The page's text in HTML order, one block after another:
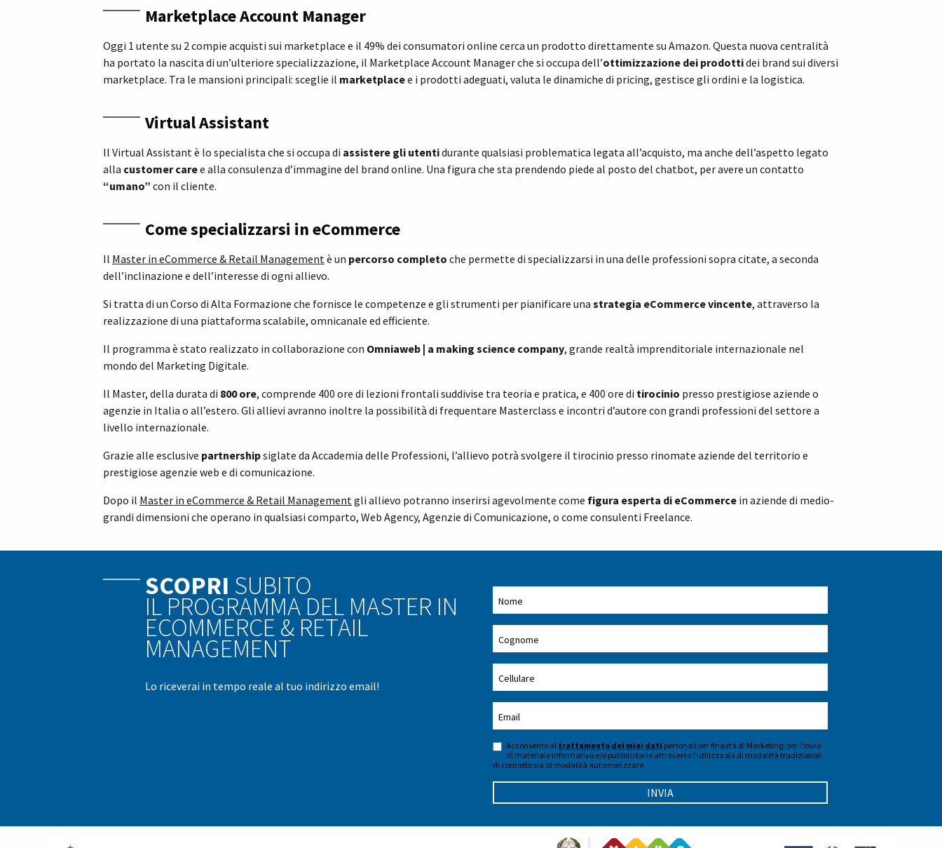
Marketplace Account Manager
Oggi 1 utente su 2 compie acquisti sui marketplace e il 49% dei consumatori online cerca un prodotto direttamente su Amazon. Questa nuova centralità
ha portato la nascita di un’ulteriore specializzazione, il Marketplace Account Manager che si occupa dell’ottimizzazione dei prodottidei brand sui diversi
marketplace. Tra le mansioni principali: sceglie il marketplacee i prodotti adeguati, valuta le dinamiche di pricing, gestisce gli ordini e la logistica.
Virtual Assistant
Il Virtual Assistant è lo specialista che si occupa di assistere gli utentidurante qualsiasi problematica legata all’acquisto, ma anche dell’aspetto legato
alla customer caree alla consulenza d’immagine del brand online. Una figura che sta prendendo piede al posto del chatbot, per avere un contatto
“umano” con il cliente.
Come specializzarsi in eCommerce
Il Master in eCommerce & Retail Managementè un percorso completo che permette di specializzarsi in una delle professioni sopra citate, a seconda
dell’inclinazione e dell’interesse di ogni allievo.
Si tratta di un Corso di Alta Formazione che fornisce le competenze e gli strumenti per pianificare una strategia eCommerce vincente, attraverso la
realizzazione di una piattaforma scalabile, omnicanale ed efficiente.
Il programma è stato realizzato in collaborazione con Omniaweb | a making science company, grande realtà imprenditoriale internazionale nel
mondo del Marketing Digitale.
Il Master, della durata di 800 ore, comprende 400 ore di lezioni frontali suddivise tra teoria e pratica, e 400 ore di tirocinio presso prestigiose aziende o
agenzie in Italia o all’estero. Gli allievi avranno inoltre la possibilità di frequentare Masterclass e incontri d’autore con grandi professioni del settore a
livello internazionale.
Grazie alle esclusive partnershipsiglate da Accademia delle Professioni, l’allievo potrà svolgere il tirocinio presso rinomate aziende del territorio e
prestigiose agenzie web e di comunicazione.
Dopo il Master in eCommerce & Retail Managementgli allievo potranno inserirsi agevolmente come figura esperta di eCommerce in aziende di medio-
grandi dimensioni che operano in qualsiasi comparto, Web Agency, Agenzie di Comunicazione, o come consulenti Freelance.
SCOPRI SUBITO
IL PROGRAMMA DEL MASTER IN
ECOMMERCE & RETAIL
MANAGEMENT
Lo riceverai in tempo reale al tuo indirizzo email!
Acconsento al trattamento dei miei dati personali per finalità di Marketing: per l’invio
di materiale informativo e/o pubblicitario attraverso l’utilizzo sia di modalità tradizionali
di contatto sia di modalità automatizzate.